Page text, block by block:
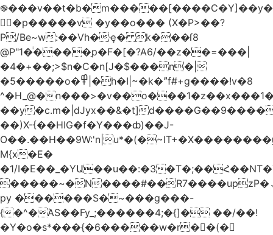
֎���v��t�b�m���
㛯ٍ�p�����v �y��o��� (X�P>��?
P/Be~w:��Vh�ҿ� k���ſ8
@P"1�ͥ����ַp�F�[�?A6/��z��=���|
�4�+��;>$n�C�n[J�$���n�|
�5�����o�߾|�h�I|~�k�ˮf#+g����!v�8
^�H_@�
��y�c.m�|dJyx��&�t]
��)X-{��HIG�f�Y���ȸ)��J-
M{x�E�
�1/I�E��_�YԱ��u��:�3
�����~�N����#��R7����upzP�ۃt{�!g����9
py ������S�~���g���-
{�^�ΆS��Fy_;������4;�{]� ��/��!
�Y�o�s*���{�6�����w�r��ٌ(�